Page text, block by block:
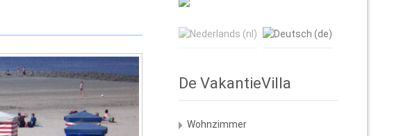
De VakantieVilla
Wohnzimmer